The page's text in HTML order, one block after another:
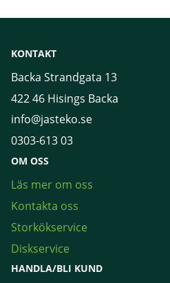
KONTAKT
Backa Strandgata 13
422 46 Hisings Backa
info@jasteko.se
0303-613 03
OM OSS
Läs mer om oss
Kontakta oss
Storkökservice
Diskservice
HANDLA/BLI KUND